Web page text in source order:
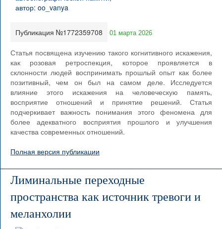
Публикация №1772359708 01 марта 2026
Статья посвящена изучению такого когнитивного искажения,
как розовая ретроспекция, которое проявляется в
склонности людей воспринимать прошлый опыт как более
позитивный, чем он был на самом деле. Исследуется
влияние этого искажения на человеческую память,
восприятие отношений и принятие решений. Статья
подчеркивает важность понимания этого феномена для
более адекватного восприятия прошлого и улучшения
качества современных отношений.
Полная версия публикации
Лиминальные переходные
пространства как источник тревоги и
меланхолии